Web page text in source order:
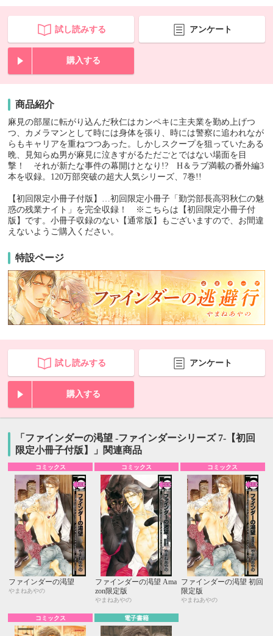
試し読みする アンケート
購入する
商品紹介
麻見の部屋に転がり込んだ秋仁はカンペキに主夫業を勤め上げつ
つ、カメラマンとして時には身体を張り、時には警察に追われなが
らもキャリアを重ねつつあった。しかしスクープを狙っていたある
晩、見知らぬ男が麻見に泣きすがるただごとではない場面を目
撃！ それが新たな事件の幕開けとなり!? H＆ラブ満載の番外編3
本を収録。120万部突破の超大人気シリーズ、7巻!!
【初回限定小冊子付版】…初回限定小冊子「勤労部長高羽秋仁の魅
惑の残業ナイト」を完全収録！ ※こちらは【初回限定小冊子付
版】です。小冊子収録のない【通常版】もございますので、お間違
えないようご購入ください。
特設ページ
試し読みする アンケート
購入する
「ファインダーの渇望 -ファインダーシリーズ 7-【初回
限定小冊子付版】」関連商品
コミックス
ファインダーの渇望
やまねあやの
コミックス
ファインダーの渇望 Ama
zon限定版
やまねあやの
コミックス
ファインダーの渇望 初回
限定版
やまねあやの
コミックス 電子書籍